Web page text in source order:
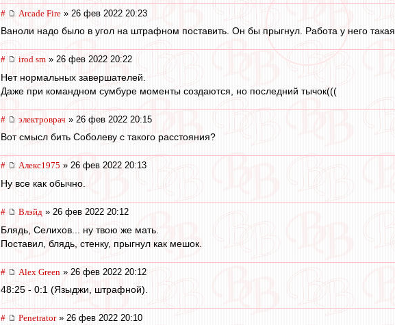
# Arcade Fire » 26 фев 2022 20:23
Ваноли надо было в угол на штрафном поставить. Он бы прыгнул. Работа у него такая.
# irod sm » 26 фев 2022 20:22
Нет нормальных завершателей.
Даже при командном сумбуре моменты создаются, но последний тычок(((
# электроврач » 26 фев 2022 20:15
Вот смысл бить Соболеву с такого расстояния?
# Алекс1975 » 26 фев 2022 20:13
Ну все как обычно.
# Влэйд » 26 фев 2022 20:12
Блядь, Селихов... ну твою же мать.
Поставил, блядь, стенку, прыгнул как мешок.
# Alex Green » 26 фев 2022 20:12
48:25 - 0:1 (Языджи, штрафной).
# Penetrator» 26 фев 2022 20:10